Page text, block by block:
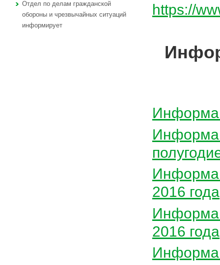
Отдел по делам гражданской
обороны и чрезвычайных ситуаций
информирует
https://
2016 года
2016 года